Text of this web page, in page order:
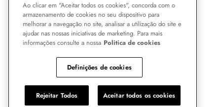
Ao clicar em "Aceitar todos os cookies", concorda com o
armazenamento de cookies no seu dispositivo para
melhorar a navegação no site, analisar a utilização do site e
ajudar nas nossas iniciativas de marketing. Para mais
informações consulte a nossa Politica de cookies
Definições de cookies
Rejeitar Todos Aceitar todos os cookies